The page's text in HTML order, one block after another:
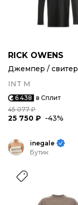
RICK OWENS
Джемпер / свитер
INT M
6 438 в Сплит
45 077 ₽
25 750 ₽ -43%
inegale
Бутик